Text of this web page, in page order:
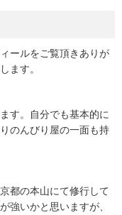
ールをご覧頂きありが
ます。
す。自分でも基本的に
のんびり屋の一面も持
都の本山にて修行して
強いかと思いますが、